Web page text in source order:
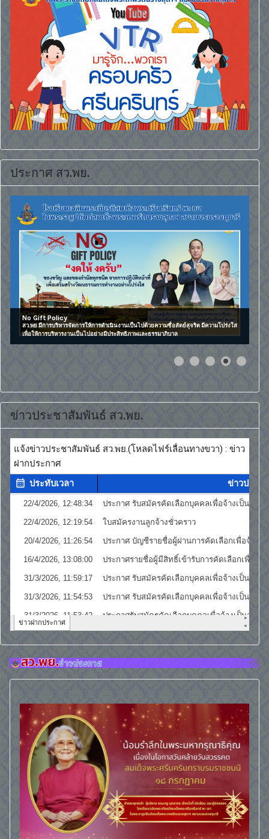
ประกาศ สว.พย.
โรงเรียนแห่งความสุข
โรงเรียนเฉลิมพระเกียรติสมเด็จพระศรีนครินทร์ พะเยาเป็นโรงเรียนแห่งความสุข ปลูกฝัง
ความมีระเบียบวินัย
ข่าวประชาสัมพันธ์ สว.พย.